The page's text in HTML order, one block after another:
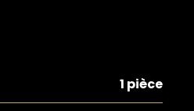
1 pièce